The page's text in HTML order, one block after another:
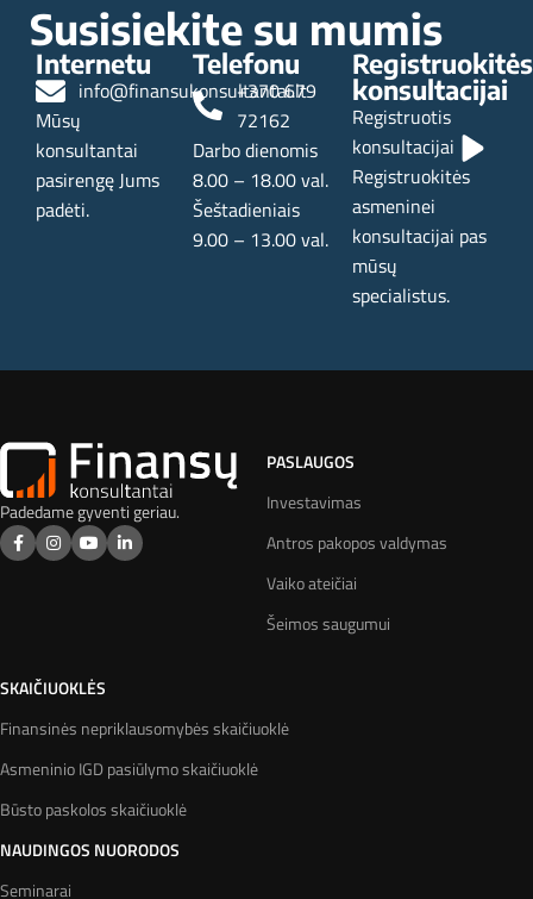
Susisiekite su mumis
Internetu
info@finansukonsultantai.lt
Mūsų
konsultantai
pasirengę Jums
padėti.
Telefonu
+370 679
72162
Darbo dienomis
8.00 – 18.00 val.
Šeštadieniais
9.00 – 13.00 val.
Registruokitės
konsultacijai
Registruotis
konsultacijai
Registruokitės
asmeninei
konsultacijai pas
mūsų
specialistus.
Padedame gyventi geriau.
PASLAUGOS
Investavimas
Antros pakopos valdymas
Vaiko ateičiai
Šeimos saugumui
SKAIČIUOKLĖS
Finansinės nepriklausomybės skaičiuoklė
Asmeninio IGD pasiūlymo skaičiuoklė
Būsto paskolos skaičiuoklė
NAUDINGOS NUORODOS
Seminarai